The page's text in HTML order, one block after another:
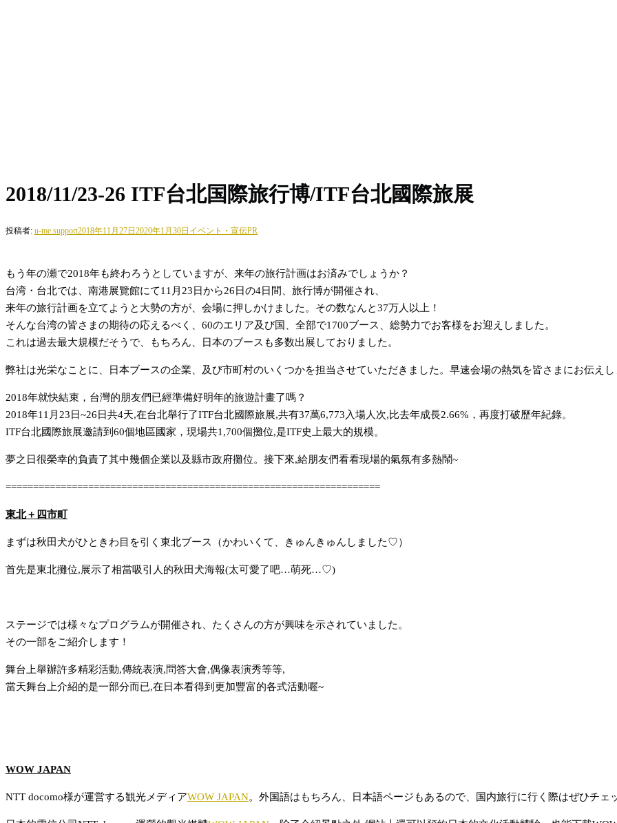
2018/11/23-26 ITF台北国際旅行博/ITF台北國際旅展
投稿者: u-me.support2018年11月27日2020年1月30日 イベント・宣伝PR
もう年の瀬で2018年も終わろうとしていますが、来年の旅行計画はお済みでしょうか？
台湾・台北では、南港展覽館にて11月23日から26日の4日間、旅行博が開催され、
来年の旅行計画を立てようと大勢の方が、会場に押しかけました。その数なんと37万人以上！
そんな台湾の皆さまの期待の応えるべく、60のエリア及び国、全部で1700ブース、総勢力でお客様をお迎えしました。
これは過去最大規模だそうで、もちろん、日本のブースも多数出展しておりました。
弊社は光栄なことに、日本ブースの企業、及び市町村のいくつかを担当させていただきました。早速会場の熱気を皆さまにお伝え
2018年就快結束，台灣的朋友們已經準備好明年的旅遊計畫了嗎？
2018年11月23日~26日共4天,在台北舉行了ITF台北國際旅展,共有37萬6,773入場人次,比去年成長2.66%，再度打破歷年紀錄。
ITF台北國際旅展邀請到60個地區國家，現場共1,700個攤位,是ITF史上最大的規模。
夢之日很榮幸的負責了其中幾個企業以及縣市政府攤位。接下來,給朋友們看看現場的氣氛有多熱鬧~
====================================================================
東北＋四市町
まずは秋田犬がひときわ目を引く東北ブース（かわいくて、きゅんきゅんしました♡）
首先是東北攤位,展示了相當吸引人的秋田犬海報(太可愛了吧…萌死…♡)
ステージでは様々なプログラムが開催され、たくさんの方が興味を示されていました。
その一部をご紹介します！
舞台上舉辦許多精彩活動,傳統表演,問答大會,偶像表演秀等等,
當天舞台上介紹的是一部分而已,在日本看得到更加豐富的各式活動喔~
WOW JAPAN
NTT docomo様が運営する観光メディアWOW JAPAN。外国語はもちろん、日本語ページもあるので、国内旅行に行く際はぜひチ